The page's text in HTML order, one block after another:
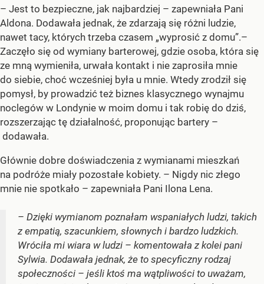
– Jest to bezpieczne, jak najbardziej – zapewniała Pani
Aldona. Dodawała jednak, że zdarzają się różni ludzie,
nawet tacy, których trzeba czasem „wyprosić z domu”.–
Zaczęło się od wymiany barterowej, gdzie osoba, która się
ze mną wymieniła, urwała kontakt i nie zaprosiła mnie
do siebie, choć wcześniej była u mnie. Wtedy zrodził się
pomysł, by prowadzić też biznes klasycznego wynajmu
noclegów w Londynie w moim domu i tak robię do dziś,
rozszerzając tę działalność, proponując bartery –
dodawała.
Głównie dobre doświadczenia z wymianami mieszkań
na podróże miały pozostałe kobiety. – Nigdy nic złego
mnie nie spotkało – zapewniała Pani Ilona Lena.
– Dzięki wymianom poznałam wspaniałych ludzi, takich
z empatią, szacunkiem, słownych i bardzo ludzkich.
Wróciła mi wiara w ludzi – komentowała z kolei pani
Sylwia. Dodawała jednak, że to specyficzny rodzaj
społeczności – jeśli ktoś ma wątpliwości to uważam,